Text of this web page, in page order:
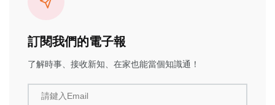
訂閱我們的電子報
了解時事、接收新知、在家也能當個知識通！
請鍵入Email